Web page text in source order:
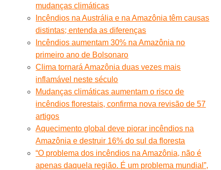
mudanças climáticas
Incêndios na Austrália e na Amazônia têm causas
distintas; entenda as diferenças
Incêndios aumentam 30% na Amazônia no
primeiro ano de Bolsonaro
Clima tornará Amazônia duas vezes mais
inflamável neste século
Mudanças climáticas aumentam o risco de
incêndios florestais, confirma nova revisão de 57
artigos
Aquecimento global deve piorar incêndios na
Amazônia e destruir 16% do sul da floresta
“O problema dos incêndios na Amazônia, não é
apenas daquela região. É um problema mundial”,